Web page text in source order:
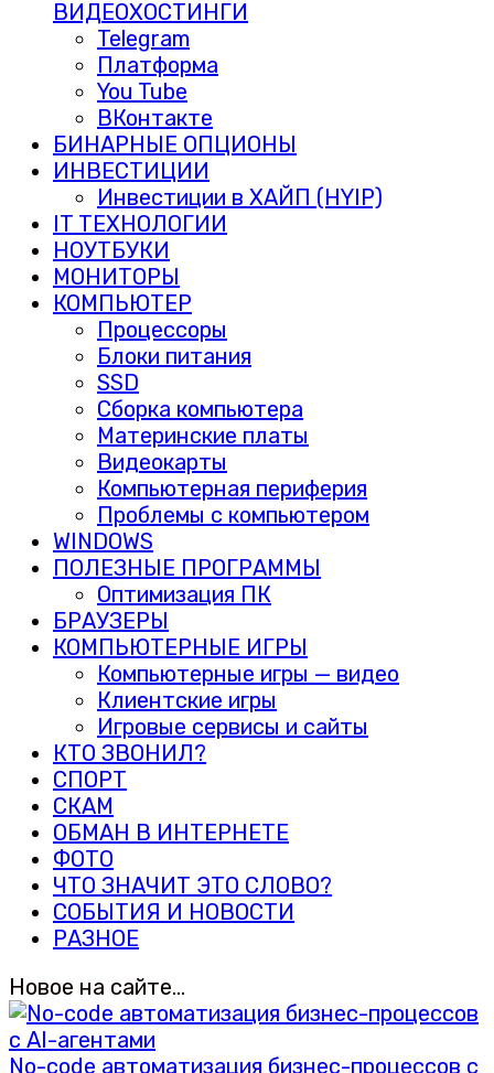
ВИДЕОХОСТИНГИ
Telegram
Платформа
You Tube
ВКонтакте
БИНАРНЫЕ ОПЦИОНЫ
ИНВЕСТИЦИИ
Инвестиции в ХАЙП (HYIP)
IT ТЕХНОЛОГИИ
НОУТБУКИ
МОНИТОРЫ
КОМПЬЮТЕР
Процессоры
Блоки питания
SSD
Сборка компьютера
Материнские платы
Видеокарты
Компьютерная периферия
Проблемы с компьютером
WINDOWS
ПОЛЕЗНЫЕ ПРОГРАММЫ
Оптимизация ПК
БРАУЗЕРЫ
КОМПЬЮТЕРНЫЕ ИГРЫ
Компьютерные игры — видео
Клиентские игры
Игровые сервисы и сайты
КТО ЗВОНИЛ?
СПОРТ
СКАМ
ОБМАН В ИНТЕРНЕТЕ
ФОТО
ЧТО ЗНАЧИТ ЭТО СЛОВО?
СОБЫТИЯ И НОВОСТИ
РАЗНОЕ
Новое на сайте…
No-code автоматизация бизнес-процессов с